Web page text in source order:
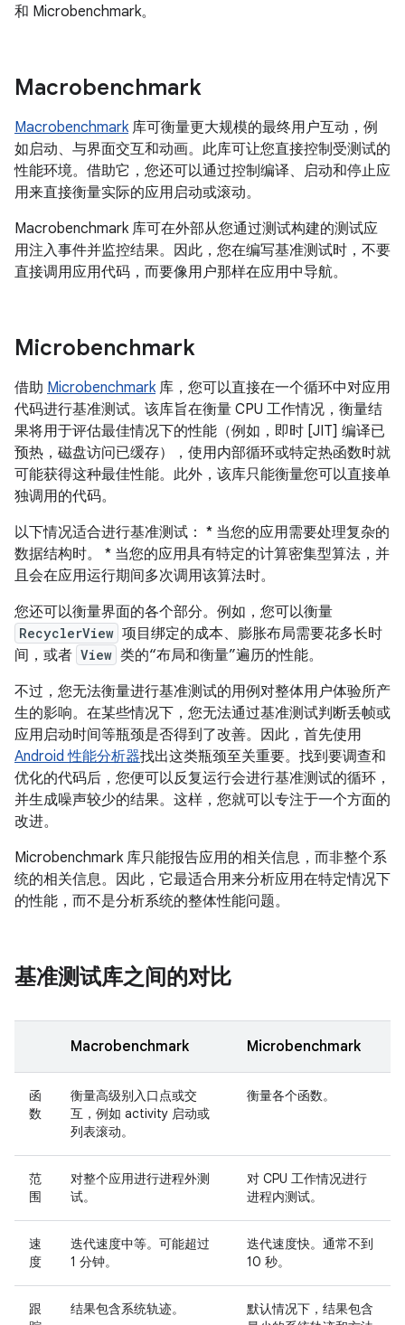
和 Microbenchmark。
Macrobenchmark
Macrobenchmark库可衡量更大规模的最终用户互动，例
如启动、与界面交互和动画。此库可让您直接控制受测试的
性能环境。借助它，您还可以通过控制编译、启动和停止应
用来直接衡量实际的应用启动或滚动。
Macrobenchmark 库可在外部从您通过测试构建的测试应
用注入事件并监控结果。因此，您在编写基准测试时，不要
直接调用应用代码，而要像用户那样在应用中导航。
Microbenchmark
借助 Microbenchmark库，您可以直接在一个循环中对应用
代码进行基准测试。该库旨在衡量 CPU 工作情况，衡量结
果将用于评估最佳情况下的性能（例如，即时 [JIT] 编译已
预热，磁盘访问已缓存），使用内部循环或特定热函数时就
可能获得这种最佳性能。此外，该库只能衡量您可以直接单
独调用的代码。
以下情况适合进行基准测试： * 当您的应用需要处理复杂的
数据结构时。 * 当您的应用具有特定的计算密集型算法，并
且会在应用运行期间多次调用该算法时。
您还可以衡量界面的各个部分。例如，您可以衡量
RecyclerView 项目绑定的成本、膨胀布局需要花多长时
间，或者 View 类的“布局和衡量”遍历的性能。
不过，您无法衡量进行基准测试的用例对整体用户体验所产
生的影响。在某些情况下，您无法通过基准测试判断丢帧或
应用启动时间等瓶颈是否得到了改善。因此，首先使用
Android 性能分析器找出这类瓶颈至关重要。找到要调查和
优化的代码后，您便可以反复运行会进行基准测试的循环，
并生成噪声较少的结果。这样，您就可以专注于一个方面的
改进。
Microbenchmark 库只能报告应用的相关信息，而非整个系
统的相关信息。因此，它最适合用来分析应用在特定情况下
的性能，而不是分析系统的整体性能问题。
基准测试库之间的对比
Macrobenchmark Microbenchmark
函
数
衡量高级别入口点或交
互，例如 activity 启动或
列表滚动。
衡量各个函数。
范
围
对整个应用进行进程外测
试。
对 CPU 工作情况进行
进程内测试。
速
度
迭代速度中等。可能超过
1 分钟。
迭代速度快。通常不到
10 秒。
跟
结果包含系统轨迹。
默认情况下，结果包含